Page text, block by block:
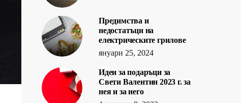
Предимства и
недостатъци на
електрическите грилове
януари 25, 2024
Идеи за подаръци за
Свети Валентин 2023 г. за
нея и за него